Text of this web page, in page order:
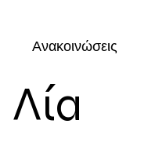
Ανακοινώσεις